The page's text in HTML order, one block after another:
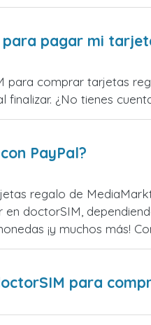
pagar mi
para comprar tarjetas
¿No tienes
PayPal?
regalo de
doctorSIM,
¡y muchos más!
para